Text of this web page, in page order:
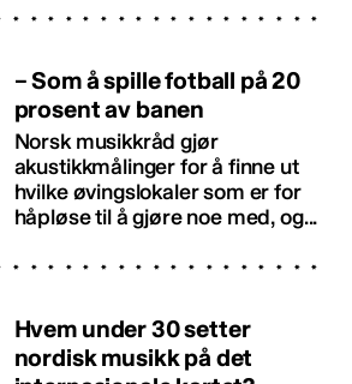
– Som å spille fotball på 20
prosent av banen
Norsk musikkråd gjør
akustikkmålinger for å finne ut
hvilke øvingslokaler som er for
håpløse til å gjøre noe med, og...
Hvem under 30 setter
nordisk musikk på det